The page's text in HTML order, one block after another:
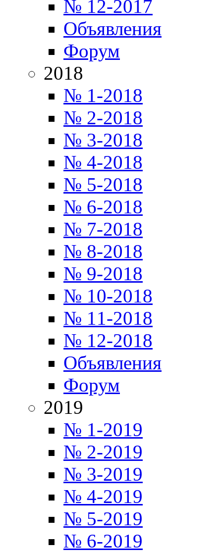
№ 12-2017
Объявления
Форум
2018
№ 1-2018
№ 2-2018
№ 3-2018
№ 4-2018
№ 5-2018
№ 6-2018
№ 7-2018
№ 8-2018
№ 9-2018
№ 10-2018
№ 11-2018
№ 12-2018
Объявления
Форум
2019
№ 1-2019
№ 2-2019
№ 3-2019
№ 4-2019
№ 5-2019
№ 6-2019